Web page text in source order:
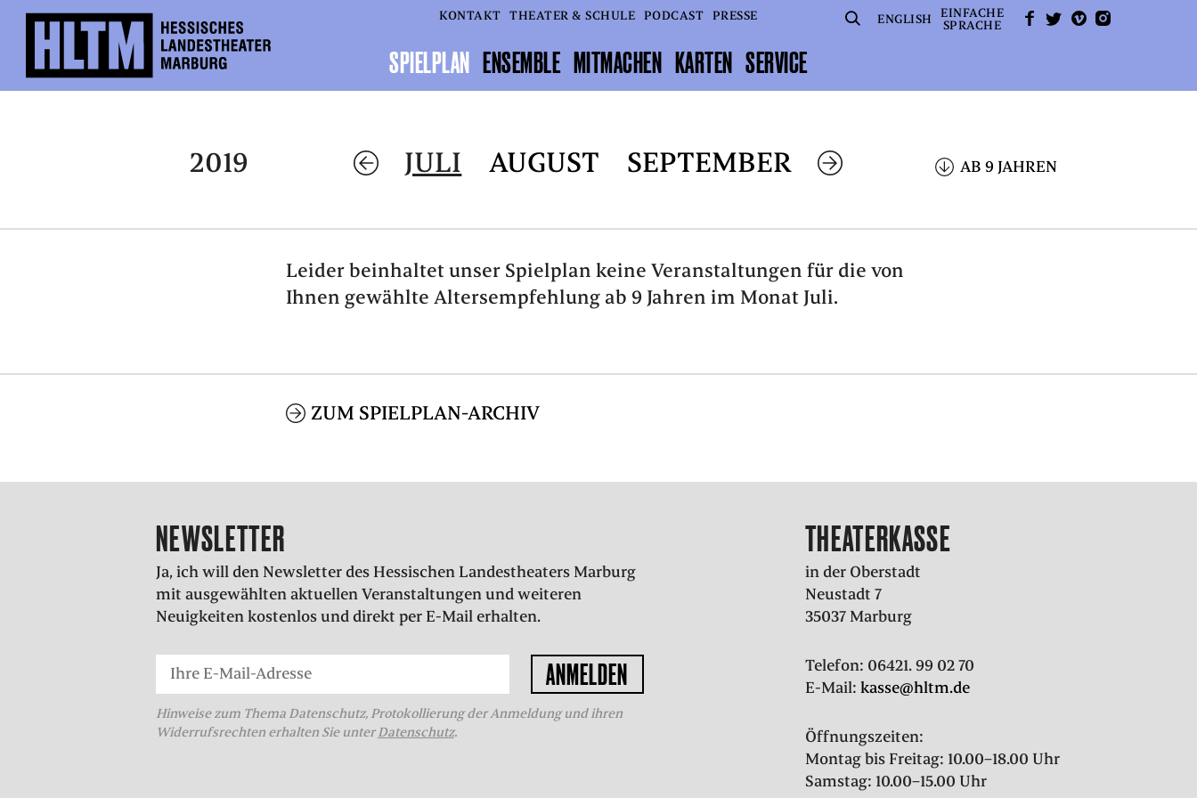
KONTAKT THEATER & SCHULE PODCAST PRESSE
SPIELPLAN ENSEMBLE MITMACHEN KARTEN SERVICE
SUCHE
ENGLISH
EINFACHE
SPRACHE
FACEBOOK
TWITTER
VIMEO
2019 JULI AUGUST SEPTEMBER AB 9 JAHREN
Leider beinhaltet unser Spielplan keine Veranstaltungen für die von
Ihnen gewählte Altersempfehlung ab 9 Jahren im Monat Juli.
ZUM SPIELPLAN-ARCHIV
NEWSLETTER
Ja, ich will den Newsletter des Hessischen Landestheaters Marburg
mit ausgewählten aktuellen Veranstaltungen und weiteren
Neuigkeiten kostenlos und direkt per E-Mail erhalten.
Hinweise zum Thema Datenschutz, Protokollierung der Anmeldung und ihren
Widerrufsrechten erhalten Sie unterDatenschutz.
THEATERKASSE
in der Oberstadt
Neustadt 7
35037 Marburg
Telefon: 06421. 99 02 70
E-Mail: kasse@hltm.de
Öffnungszeiten:
Montag bis Freitag: 10.00–18.00 Uhr
Samstag: 10.00–15.00 Uhr